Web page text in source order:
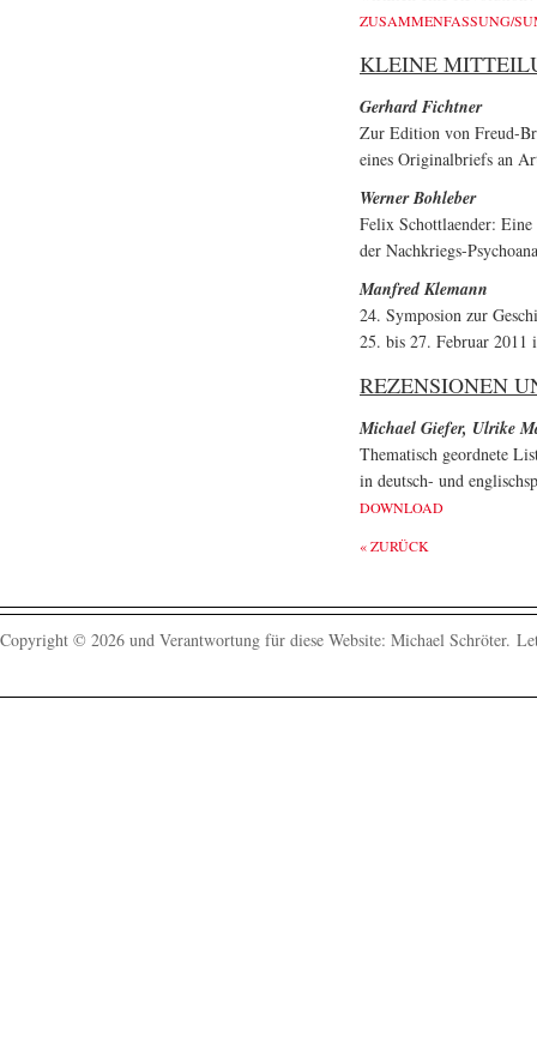
ZUSAMMENFASSUNG/
KLEINE
Gerhard Fichtner
Zur Edition von Freud-
eines Originalbriefs an
Werner Bohleber
Felix Schottlaender:
der Nachkriegs-
Manfred Klemann
24. Symposion zur
25. bis 27. Februar 2011
REZENSIONEN
Michael Giefer, Ulrike
Thematisch geordnete
in deutsch- und
DOWNLOAD
« ZURÜCK
Copyright © 2026 und Verantwortung für diese Website: Michael Schröter.